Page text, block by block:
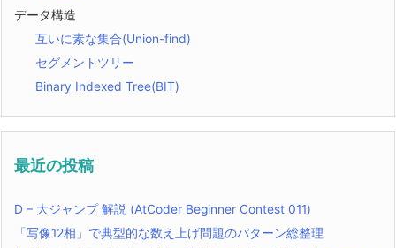
データ構造
互いに素な集合(Union-find)
セグメントツリー
Binary Indexed Tree(BIT)
最近の投稿
D – 大ジャンプ 解説 (AtCoder Beginner Contest 011)
「写像12相」で典型的な数え上げ問題のパターン総整理